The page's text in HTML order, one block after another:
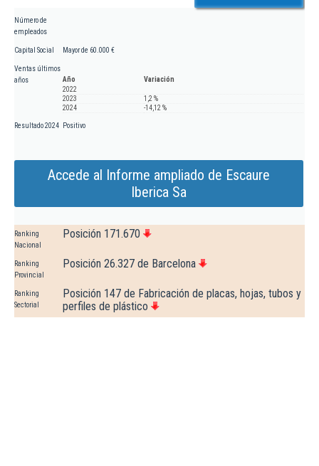
Número de
empleados
Capital Social Mayor de 60.000 €
Ventas últimos
años
Año
Variación
2022
2023
1,2 %
2024
-14,12 %
Resultado 2024 Positivo
Accede al Informe ampliado de Escaure
Iberica Sa
Ranking
Nacional
Posición 171.670
Ranking
Provincial
Posición 26.327 de Barcelona
Ranking
Sectorial
Posición 147 de Fabricación de placas, hojas, tubos y
perfiles de plástico